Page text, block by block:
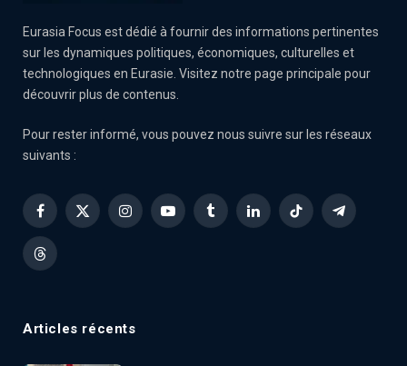
Eurasia Focus est dédié à fournir des informations pertinentes
sur les dynamiques politiques, économiques, culturelles et
technologiques en Eurasie. Visitez notre page principale pour
découvrir plus de contenus.
Pour rester informé, vous pouvez nous suivre sur les réseaux
suivants :
Facebook
X
InstagramYouTubeTumblrLinkedInTikTok Telegram
Threads
Articles récents